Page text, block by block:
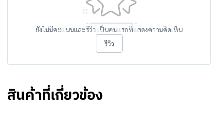
ยังไม่มีคะแนนและรีวิว เป็นคนแรกที่แสดงความคิดเห็น
รีวิว
สินค้าที่เกี่ยวข้อง